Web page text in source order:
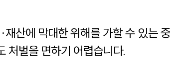
산에 막대한 위해를 가할 수 있는
처벌을 면하기 어렵습니다.